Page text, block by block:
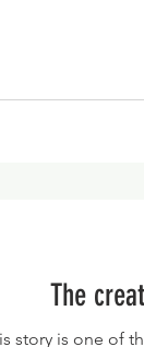
radiating a
The
story is one of